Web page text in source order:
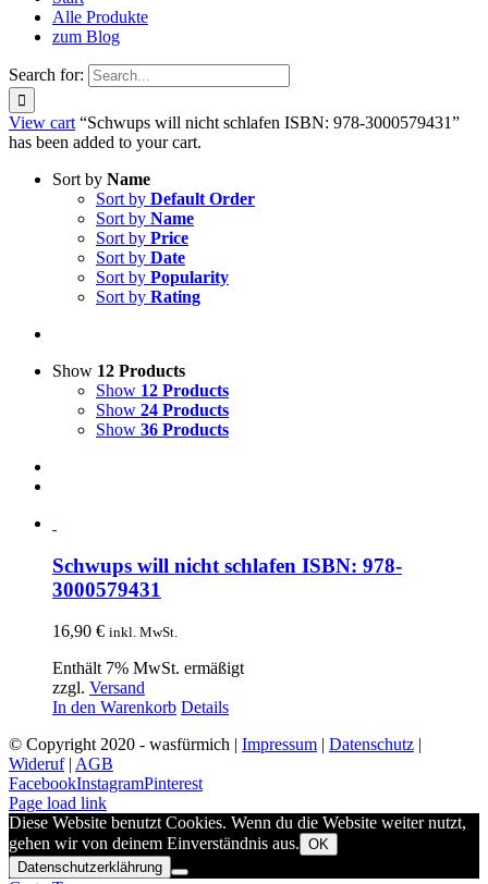
Alle Produkte
zum Blog
Search for:
View cart “Schwups will nicht schlafen ISBN: 978-3000579431”
has been added to your cart.
Sort by Name
Sort by Default Order
Sort by Name
Sort by Price
Sort by Date
Sort by Popularity
Sort by Rating
Show 12 Products
Show 12 Products
Show 24 Products
Show 36 Products
Schwups will nicht schlafen ISBN: 978-
3000579431
16,90 € inkl. MwSt.
Enthält 7% MwSt. ermäßigt
zzgl. Versand
In den Warenkorb Details
© Copyright 2020 - wasfürmich | Impressum | Datenschutz |
Wideruf| AGB
FacebookInstagramPinterest
Page load link
Diese Website benutzt Cookies. Wenn du die Website weiter nutzt,
gehen wir von deinem Einverständnis aus. OK
Datenschutzerklährung